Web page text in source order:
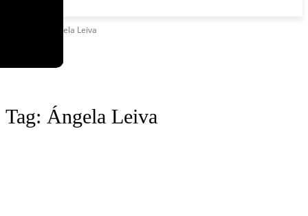
Ángela Leiva
Tag: Ángela Leiva